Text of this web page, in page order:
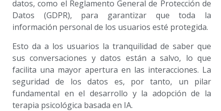
datos, como el Reglamento General de Protección de
Datos (GDPR), para garantizar que toda la
información personal de los usuarios esté protegida.
Esto da a los usuarios la tranquilidad de saber que
sus conversaciones y datos están a salvo, lo que
facilita una mayor apertura en las interacciones. La
seguridad de los datos es, por tanto, un pilar
fundamental en el desarrollo y la adopción de la
terapia psicológica basada en IA.